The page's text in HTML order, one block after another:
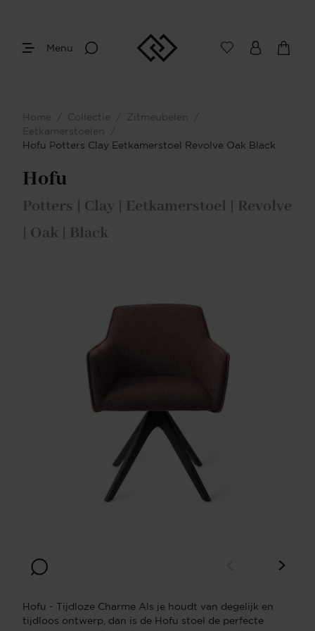
Menu
Home / Collectie / Zitmeubelen
/
Eetkamerstoelen
/
Hofu Potters Clay Eetkamerstoel Revolve Oak Black
Hofu
Potters | Clay | Eetkamerstoel | Revolve
| Oak | Black
Hofu - Tijdloze Charme Als je houdt van degelijk en
tijdloos ontwerp, dan is de Hofu stoel de perfecte